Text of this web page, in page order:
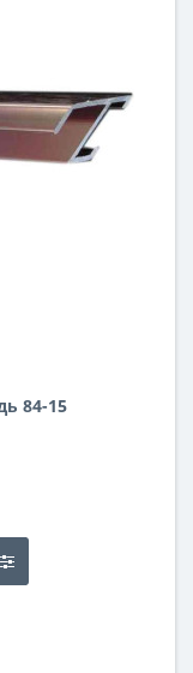
84-15